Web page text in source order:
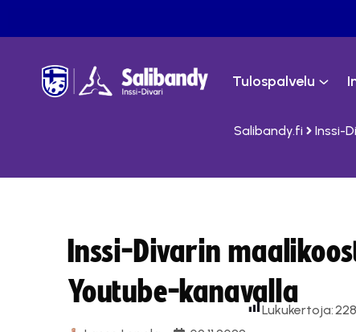
Tulospalvelu
Salibandy.fi Inssi-
Inssi-Divarin
Youtube-kanavalla
Lukukertoja:228